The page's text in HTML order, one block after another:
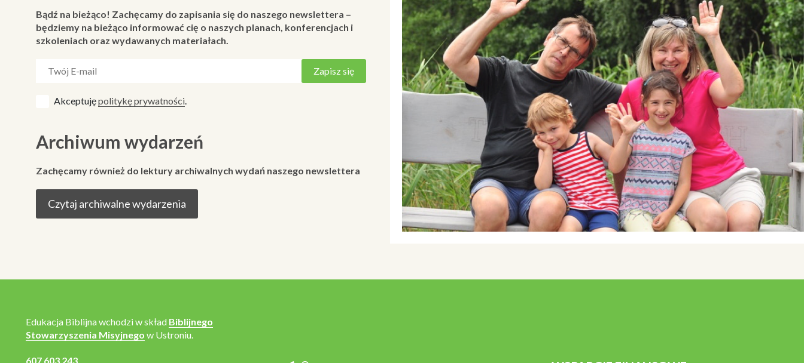
Bądź na bieżąco! Zachęcamy do zapisania się do naszego newslettera –
będziemy na bieżąco informować cię o naszych planach, konferencjach i
szkoleniach oraz wydawanych materiałach.
Akceptujępolitykę prywatności
Archiwum wydarzeń
Zachęcamy również do lektury archiwalnych wydań naszego newslettera
Czytaj archiwalne wydarzenia
Edukacja Biblijna wchodzi w skład Biblijnego
Stowarzyszenia Misyjnego w Ustroniu.
607 603 243